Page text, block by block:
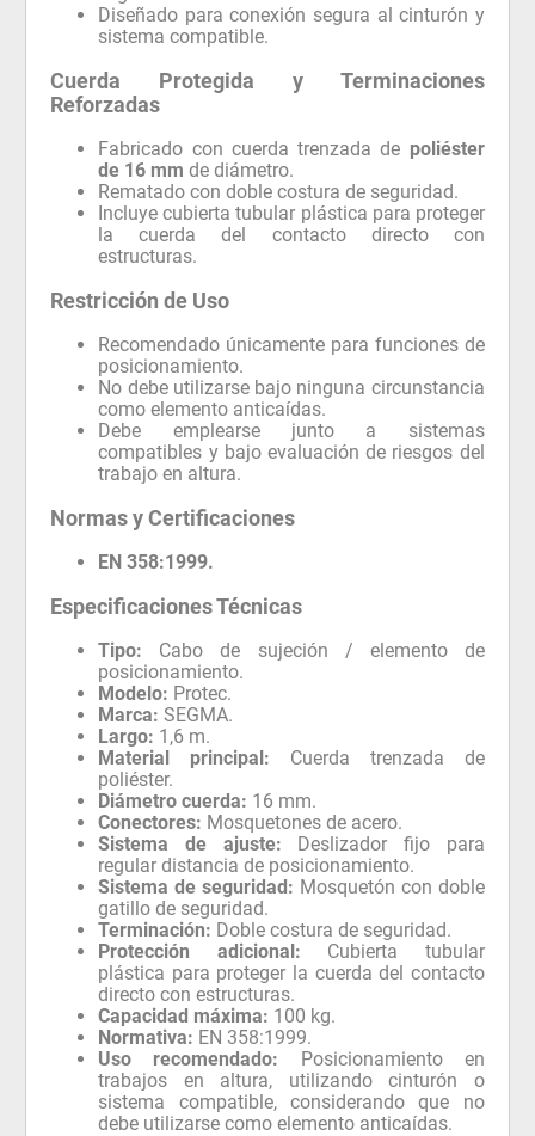
Diseñado para conexión segura al cinturón y
sistema compatible.
Cuerda Protegida y Terminaciones
Reforzadas
Fabricado con cuerda trenzada de poliéster
de 16 mm de diámetro.
Rematado con doble costura de seguridad.
Incluye cubierta tubular plástica para proteger
la cuerda del contacto directo con
estructuras.
Restricción de Uso
Recomendado únicamente para funciones de
posicionamiento.
No debe utilizarse bajo ninguna circunstancia
como elemento anticaídas.
Debe emplearse junto a sistemas
compatibles y bajo evaluación de riesgos del
trabajo en altura.
Normas y Certificaciones
EN 358:1999.
Especificaciones Técnicas
Tipo: Cabo de sujeción / elemento de
posicionamiento.
Modelo: Protec.
Marca: SEGMA.
Largo: 1,6 m.
Material principal: Cuerda trenzada de
poliéster.
Diámetro cuerda: 16 mm.
Conectores: Mosquetones de acero.
Sistema de ajuste: Deslizador fijo para
regular distancia de posicionamiento.
Sistema de seguridad: Mosquetón con doble
gatillo de seguridad.
Terminación: Doble costura de seguridad.
Protección adicional: Cubierta tubular
plástica para proteger la cuerda del contacto
directo con estructuras.
Capacidad máxima: 100 kg.
Normativa: EN 358:1999.
Uso recomendado: Posicionamiento en
trabajos en altura, utilizando cinturón o
sistema compatible, considerando que no
debe utilizarse como elemento anticaídas.